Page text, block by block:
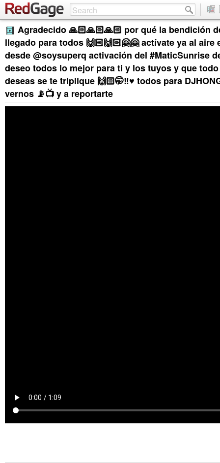
Agradecido 🙏🏻🙏🏻🙏🏻 por qué la bendición
llegado para todos 🙌🏻🙌🏻🤗🤗 actívate ya al aire
desde @soysuperq activación del #MaticSunrise
deseo todos lo mejor para ti y los tuyos y que
deseas se te triplique 🙌🏻🤭‼️♥️ todos para
vernos 📡📺 y a reportarte